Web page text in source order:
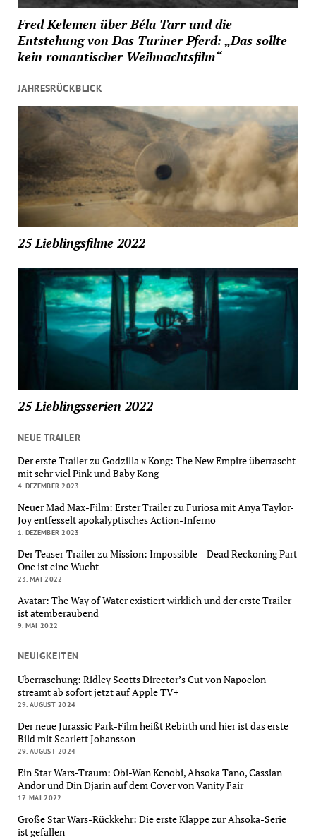
Fred Kelemen über Béla Tarr und die
Entstehung von Das Turiner Pferd: „Das sollte
kein romantischer Weihnachtsfilm“
JAHRESRÜCKBLICK
25 Lieblingsfilme 2022
25 Lieblingsserien 2022
NEUE TRAILER
Der erste Trailer zu Godzilla x Kong: The New Empire überrascht
mit sehr viel Pink und Baby Kong
4. DEZEMBER 2023
Neuer Mad Max-Film: Erster Trailer zu Furiosa mit Anya Taylor-
Joy entfesselt apokalyptisches Action-Inferno
1. DEZEMBER 2023
Der Teaser-Trailer zu Mission: Impossible – Dead Reckoning Part
One ist eine Wucht
23. MAI 2022
Avatar: The Way of Water existiert wirklich und der erste Trailer
ist atemberaubend
9. MAI 2022
NEUIGKEITEN
Überraschung: Ridley Scotts Director’s Cut von Napoelon
streamt ab sofort jetzt auf Apple TV+
29. AUGUST 2024
Der neue Jurassic Park-Film heißt Rebirth und hier ist das erste
Bild mit Scarlett Johansson
29. AUGUST 2024
Ein Star Wars-Traum: Obi-Wan Kenobi, Ahsoka Tano, Cassian
Andor und Din Djarin auf dem Cover von Vanity Fair
17. MAI 2022
Große Star Wars-Rückkehr: Die erste Klappe zur Ahsoka-Serie
ist gefallen